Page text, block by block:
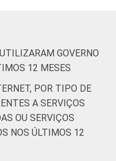
29
GOVERNO
12 MESES
POR TIPO DE
A SERVIÇOS
OU SERVIÇOS
NOS ÚLTIMOS 12